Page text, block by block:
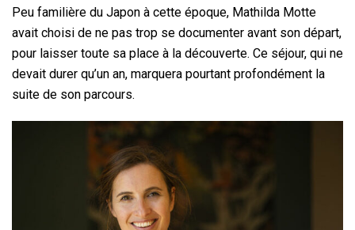
Peu familière du Japon à cette époque, Mathilda Motte
avait choisi de ne pas trop se documenter avant son départ,
pour laisser toute sa place à la découverte. Ce séjour, qui ne
devait durer qu’un an, marquera pourtant profondément la
suite de son parcours.